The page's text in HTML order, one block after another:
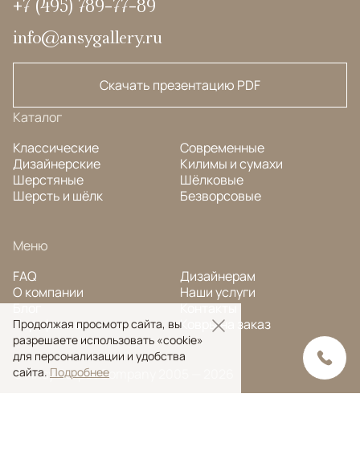
+7 (495) 789-77-89
info@ansygallery.ru
Скачать презентацию PDF
Каталог
Классические
Дизайнерские
Шерстяные
Шерсть и шёлк
Современные
Килимы и сумахи
Шёлковые
Безворсовые
Меню
FAQ
О компании
Блог
Портфолио
Дизайнерам
Наши услуги
Контакты
Ковры на заказ
© Ansy Carpet Company 2005 — 2026
Продолжая просмотр сайта, вы
разрешаете использовать «cookie»
для персонализации и удобства
сайта. Подробнее